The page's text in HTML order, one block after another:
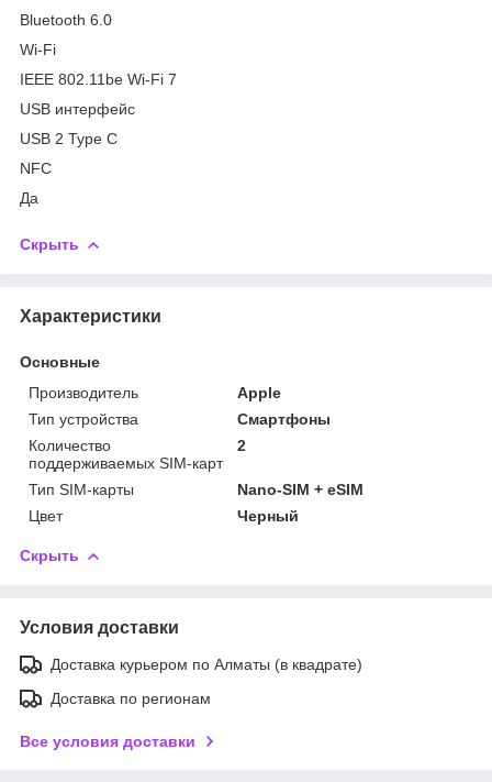
Bluetooth 6.0
Wi-Fi
IEEE 802.11be Wi-Fi 7
USB интерфейс
USB 2 Type C
NFC
Да
Скрыть
Характеристики
Основные
Производитель
Apple
Тип устройства
Смартфоны
Количество
поддерживаемых SIM-карт
2
Тип SIM-карты
Nano-SIM + eSIM
Цвет
Черный
Скрыть
Условия доставки
Доставка курьером по Алматы (в квадрате)
Доставка по регионам
Все условия доставки